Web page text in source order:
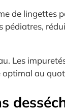
de lingettes
Les
au